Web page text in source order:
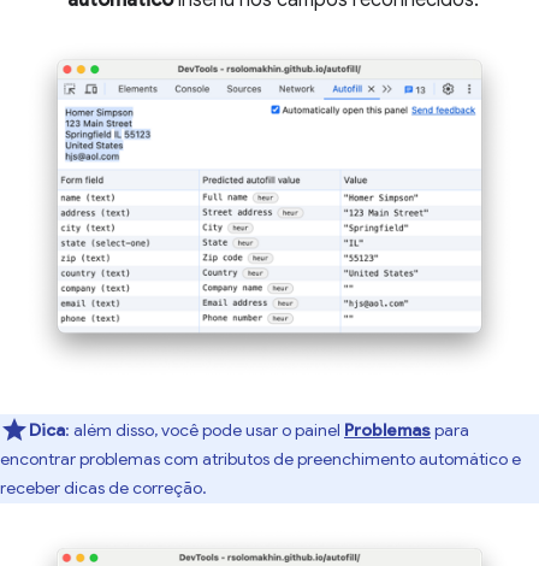
Dica: além disso, você pode usar o painel Problemaspara
encontrar problemas com atributos de preenchimento automático e
receber dicas de correção.